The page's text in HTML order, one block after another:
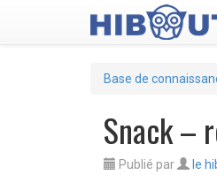
Base de
Snack –
Publié par le